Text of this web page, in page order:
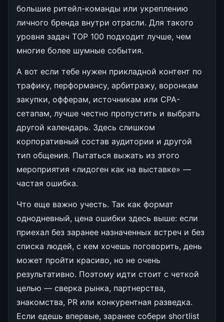
большие ритейл-команды или укреплению
личного бренда внутри отрасли. Для такого
уровня задач TOP 100 подходит лучше, чем
многие более шумные события.
А вот если тебе нужен прикладной контент по
трафику, перформансу, арбитражу, воронкам
закупки, офферам, источникам или CPA-
сетапам, лучше честно пропустить и выбрать
другой календарь. Здесь слишком
корпоративный состав аудитории и другой
тип общения. Пытаться выжать из этого
мероприятия «лидоген как на выставке» —
частая ошибка.
Что еще важно учесть. Так как формат
однодневный, цена ошибки здесь выше: если
приехал без заранее назначенных встреч и без
списка людей, с кем хочешь поговорить, день
может пройти красиво, но не очень
результативно. Поэтому идти стоит с четкой
целью — сверка рынка, партнерства,
знакомства, PR или конкурентная разведка.
Если едешь впервые, заранее собери shortlist